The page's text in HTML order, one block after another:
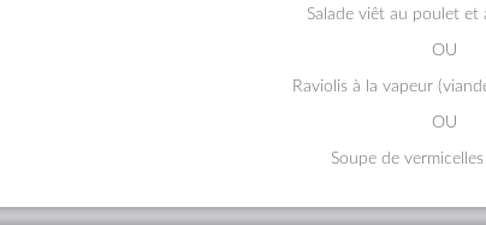
Salade viêt au poulet et
OU
Raviolis à la vapeur
OU
Soupe de